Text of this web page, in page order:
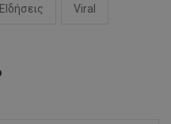
ΕΙδήσεις Viral